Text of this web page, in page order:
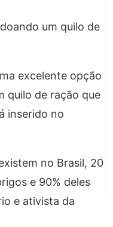
um quilo de
excelente opção
quilo de ração que
inserido no
no Brasil, 20
e 90% deles
e ativista da